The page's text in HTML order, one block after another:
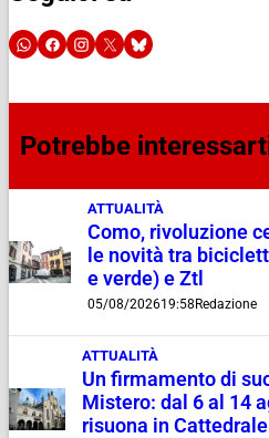
Potrebbe
ATTUALITÀ
Como, rivoluzione
le novità tra
e verde) e Ztl
05/08/202619:58 Redazione
ATTUALITÀ
Un firmamento di
Mistero: dal 6 al 14
risuona in